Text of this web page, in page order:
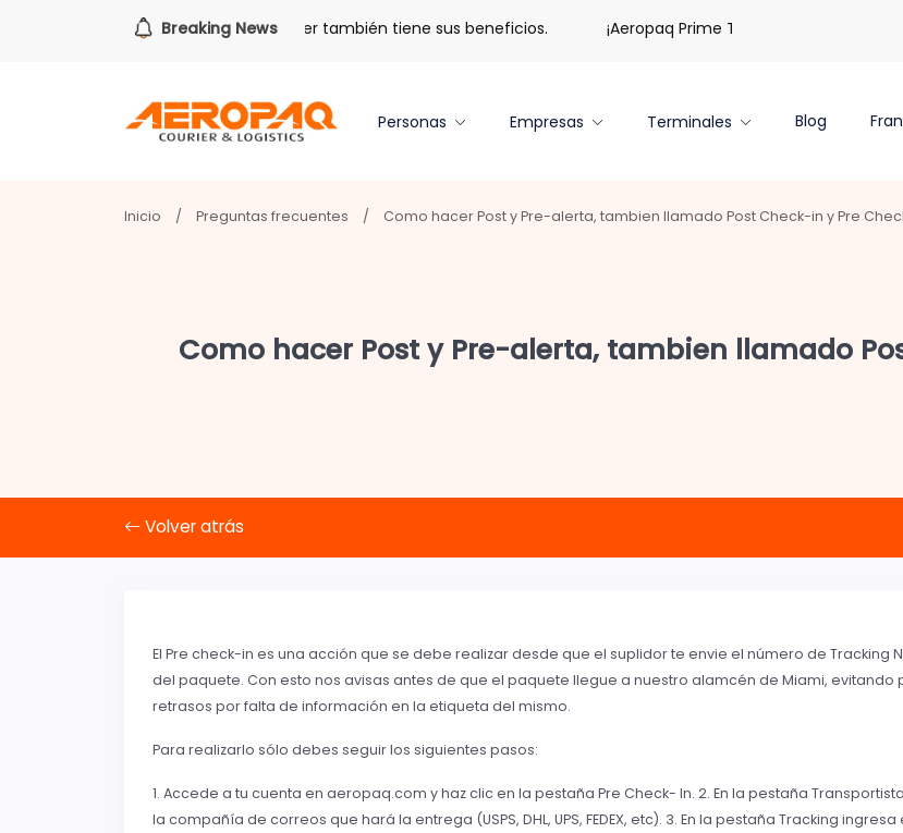
Breaking News
Para todo lo que viene. Volver también tiene sus beneficios. ¡Aeropaq Prime TE DA MÁS!
Personas Empresas Terminales Blog
Inicio / Preguntas frecuentes / Como hacer Post y Pre-alerta, tambien llamado Post Check-in y Pre
Como hacer Post y Pre-alerta, tambien llamado
Volver atrás
El Pre check-in es una acción que se debe realizar desde que el suplidor te envie el número de Tracking
del paquete. Con esto nos avisas antes de que el paquete llegue a nuestro alamcén de Miami, evitando
retrasos por falta de información en la etiqueta del mismo.
Para realizarlo sólo debes seguir los siguientes pasos:
1. Accede a tu cuenta en aeropaq.com y haz clic en la pestaña Pre Check- In. 2. En la pestaña
la compañía de correos que hará la entrega (USPS, DHL, UPS, FEDEX, etc). 3. En la pestaña Tracking ingresa